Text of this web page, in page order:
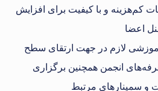
کم‌هزینه و با کیفیت برای افزایش
اعضا
آموزشی لازم در جهت ارتقای سطح
انجمن همچنین برگزاری
و سمینارهای مرتبط